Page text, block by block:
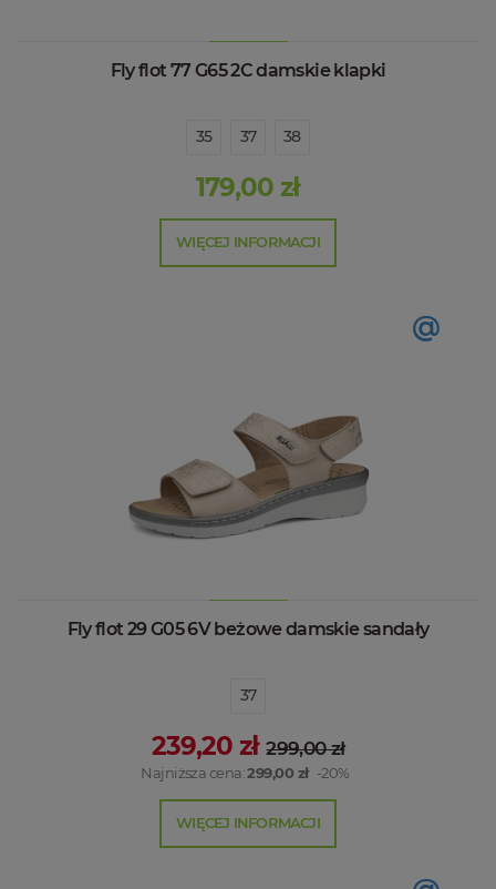
Fly flot 77 G65 2C damskie klapki
35 37 38
179,00 zł
WIĘCEJ INFORMACJI
@
Fly flot 29 G05 6V beżowe damskie sandały
37
239,20 zł299,00 zł
Najniższa cena:299,00 zł -20%
WIĘCEJ INFORMACJI